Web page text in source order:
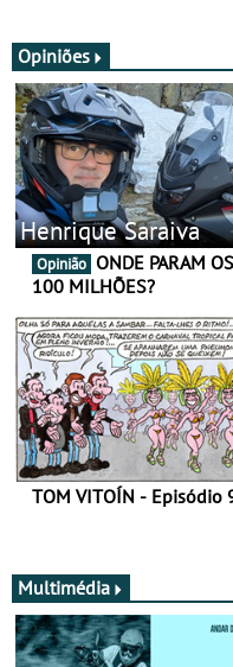
Opiniões
Henrique Saraiva
Opinião
100 MILHÕES?
TOM VITOÍN - Episódio
Multimédia